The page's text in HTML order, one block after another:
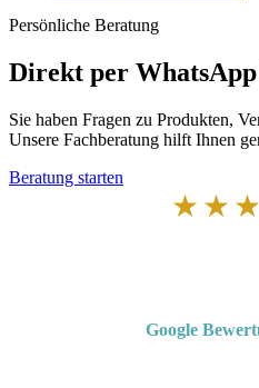
Persönliche Beratung
Direkt per WhatsApp
Sie haben Fragen zu Produkten,
Unsere Fachberatung hilft Ihnen
Beratung starten
Google